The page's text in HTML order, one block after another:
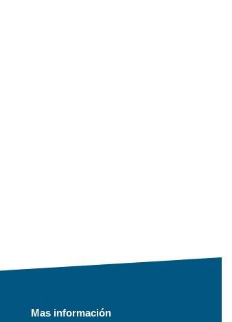
Mas información